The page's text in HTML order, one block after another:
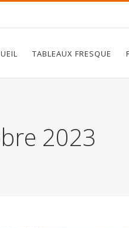
TABLEAUX FRESQUE
2023